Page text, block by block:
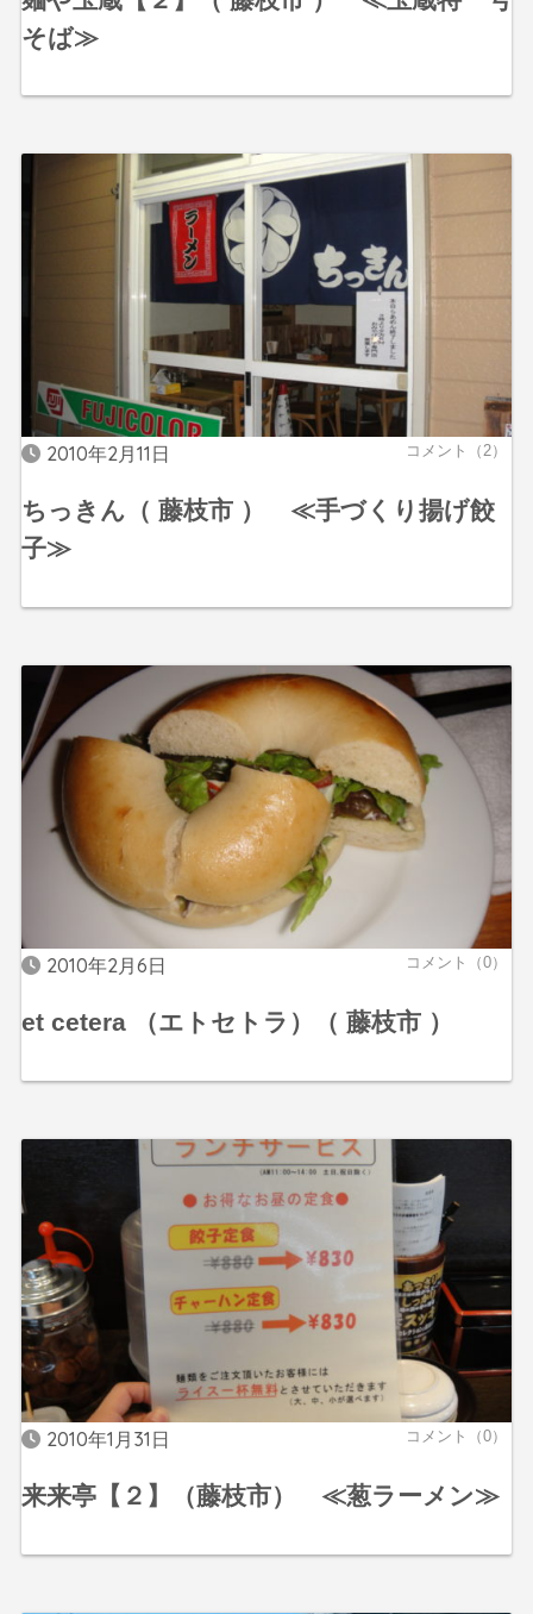
そば≫
2010年2月11日 コメント（2）
ちっきん（ 藤枝市 ） ≪手づくり揚げ餃
子≫
2010年2月6日 コメント（0）
et cetera （エトセトラ）（ 藤枝市 ）
2010年1月31日 コメント（0）
来来亭【２】（藤枝市） ≪葱ラーメン≫